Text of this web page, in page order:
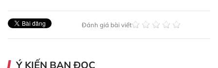
Đánh giá bài viết
Ý KIẾN BẠN ĐỌC